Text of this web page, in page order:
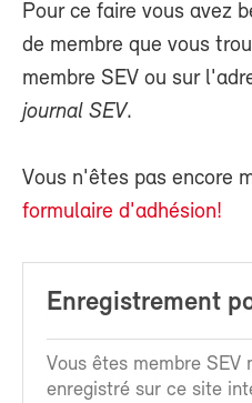
Pour ce faire vous avez
de membre que vous
membre SEV ou sur
journal SEV.
Vous n'êtes pas encore
formulaire d'adhésion!
Enregistrement
Vous êtes membre
enregistré sur ce site